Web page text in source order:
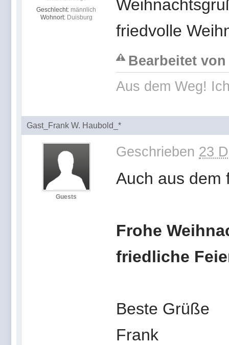
Geschlecht: männlich
Wohnort: Duisburg
friedvolle
Bearbeitet von
Aus dem Weg!
Gast_Frank W. Haubold_*
Guests
Geschrieben 23
Auch aus dem
Frohe
friedliche
Beste Grüße
Frank